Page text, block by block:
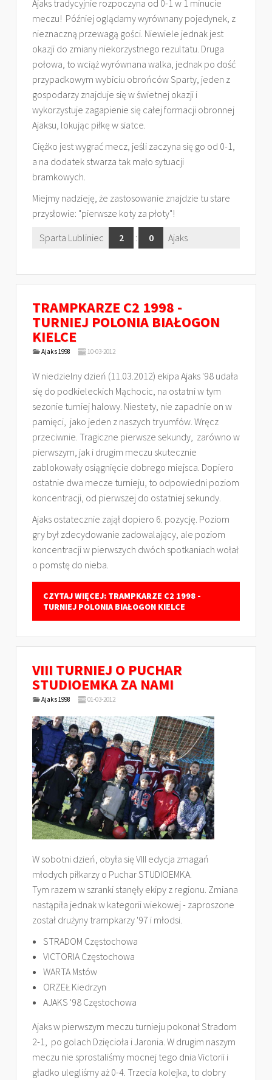
Ajaks tradycyjnie rozpoczyna od 0-1 w 1 minucie
meczu! Później oglądamy wyrównany pojedynek, z
nieznaczną przewagą gości. Niewiele jednak jest
okazji do zmiany niekorzystnego rezultatu. Druga
połowa, to wciąż wyrównana walka, jednak po dość
przypadkowym wybiciu obrońców Sparty, jeden z
gospodarzy znajduje się w świetnej okazji i
wykorzystuje zagapienie się całej formacji obronnej
Ajaksu, lokując piłkę w siatce.
Ciężko jest wygrać mecz, jeśli zaczyna się go od 0-1,
a na dodatek stwarza tak mało sytuacji
bramkowych.
Miejmy nadzieję, że zastosowanie znajdzie tu stare
przysłowie: "pierwsze koty za płoty"!
Sparta Lubliniec
2 : 0 Ajaks
TRAMPKARZE C2 1998 -
TURNIEJ POLONIA BIAŁOGON
KIELCE
Ajaks 1998 10-03-2012
W niedzielny dzień (11.03.2012) ekipa Ajaks '98 udała
się do podkieleckich Mąchocic, na ostatni w tym
sezonie turniej halowy. Niestety, nie zapadnie on w
pamięci, jako jeden z naszych tryumfów. Wręcz
przeciwnie. Tragiczne pierwsze sekundy, zarówno w
pierwszym, jak i drugim meczu skutecznie
zablokowały osiągnięcie dobrego miejsca. Dopiero
ostatnie dwa mecze turnieju, to odpowiedni poziom
koncentracji, od pierwszej do ostatniej sekundy.
Ajaks ostatecznie zajął dopiero 6. pozycję. Poziom
gry był zdecydowanie zadowalający, ale poziom
koncentracji w pierwszych dwóch spotkaniach wołał
o pomstę do nieba.
CZYTAJ WIĘCEJ: TRAMPKARZE C2 1998 -
TURNIEJ POLONIA BIAŁOGON KIELCE
VIII TURNIEJ O PUCHAR
STUDIOEMKA ZA NAMI
Ajaks 1998 01-03-2012
W sobotni dzień, obyła się VIII edycja zmagań
młodych piłkarzy o Puchar STUDIOEMKA.
Tym razem w szranki stanęły ekipy z regionu. Zmiana
nastąpiła jednak w kategorii wiekowej - zaproszone
został drużyny trampkarzy '97 i młodsi.
STRADOM Częstochowa
VICTORIA Częstochowa
WARTA Mstów
ORZEŁ Kiedrzyn
AJAKS '98 Częstochowa
Ajaks w pierwszym meczu turnieju pokonał Stradom
2-1, po golach Dzięcioła i Jaronia. W drugim naszym
meczu nie sprostaliśmy mocnej tego dnia Victorii i
gładko ulegliśmy aż 0-4. Trzecia kolejka, to dobry